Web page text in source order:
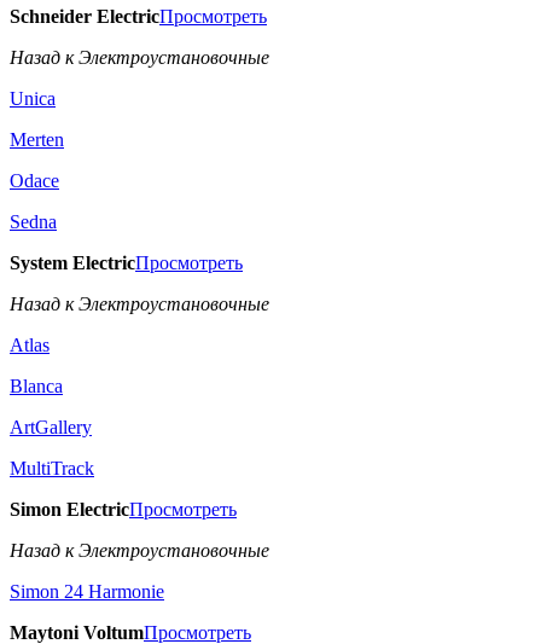
Schneider ElectricПросмотреть
Назад к Электроустановочные
Unica
Merten
Odace
Sedna
System ElectricПросмотреть
Назад к Электроустановочные
Atlas
Blanca
ArtGallery
MultiTrack
Simon ElectricПросмотреть
Назад к Электроустановочные
Simon 24 Harmonie
Maytoni VoltumПросмотреть